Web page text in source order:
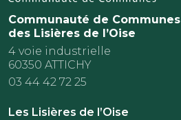
Communauté de Communes
des Lisières de l’Oise
4 voie industrielle
60350 ATTICHY
03 44 42 72 25
Les Lisières de l’Oise